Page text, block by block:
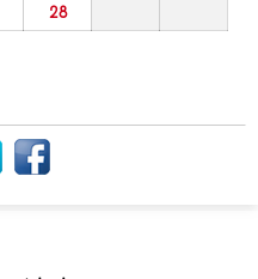
28